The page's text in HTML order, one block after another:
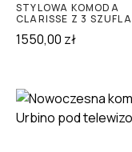
STYLOWA KOMODA
CLARISSE Z 3
1550,00 zł